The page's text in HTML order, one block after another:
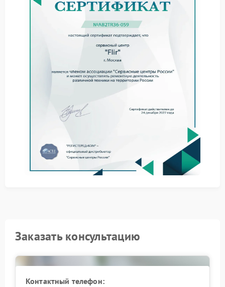
привести к полной блокировке устройства.
Причины нарушения работы ПО
На стабильность программной среды тепловизора
влияют следующие факторы:
использование несовместимого программного
обеспечения;
резкие отключения питания.
Ремонт FLIR в таких ситуациях начинается с точной
диагностики программной части и подбора
корректного решения.
Что рекомендуется владельцам
устанавливать обновления только из
контролировать уровень заряда аккумулятора;
оперативно обращаться в сервисный центр FLIR
Заказать консультацию
Контактный телефон: